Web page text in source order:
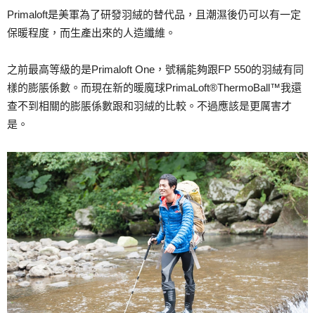
Primaloft是美軍為了研發羽絨的替代品，且潮濕後仍可以有一定
保暖程度，而生產出來的人造纖維。
之前最高等級的是Primaloft One，號稱能夠跟FP 550的羽絨有同
樣的膨脹係數。而現在新的暖魔球PrimaLoft®ThermoBall™我還
查不到相關的膨脹係數跟和羽絨的比較。不過應該是更厲害才
是。